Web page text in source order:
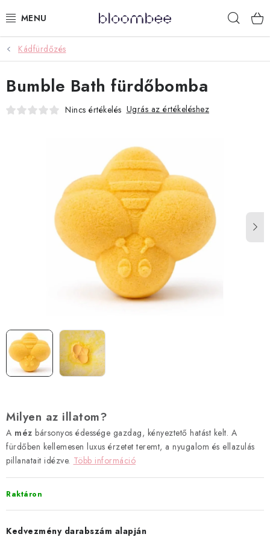
tartalomhoz
KÁDFÜRDŐZÉS
AJÁNDÉKCSOMAGOK
ZUHANYOZÁS
ILLATGYERTYÁK ÉS VIASZOK
LIMITÁLT TERMÉKEK
LÉPJ VELÜNK KAPCSOLATBA
Általános szerződési feltételek
Visszatérítés és termékvisszaküldés
Ismerd meg a Bloombeet!
Kádfürdőzés
Milyen az illatom?
A méz bársonyos édessége gazdag, kényeztető hatást kelt. A
fürdőben kellemesen luxus érzetet teremt, a nyugalom és ellazulás
pillanatait idézve. Több információ
Raktáron
Kedvezmény darabszám alapján
Bumble Bath fürdőbomba
Nincs értékelés Ugrás az értékeléshez